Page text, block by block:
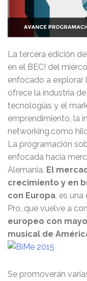
La tercera edición
en el BEC! del
enfocado a explorar
ofrece la industria
tecnologías y el
emprendimiento, la
networking.como
La programación
enfocada hacia
Alemania. El
crecimiento y en
con Europa, es
Pro, que vuelve a
europeo con
musical de
Se promoverán